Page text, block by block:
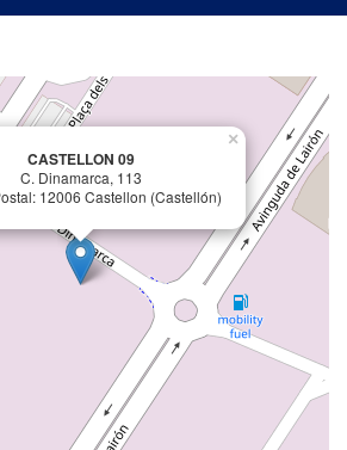
CASTELLON 09
C. Dinamarca, 113
12006 Castellon (Castellón)
×